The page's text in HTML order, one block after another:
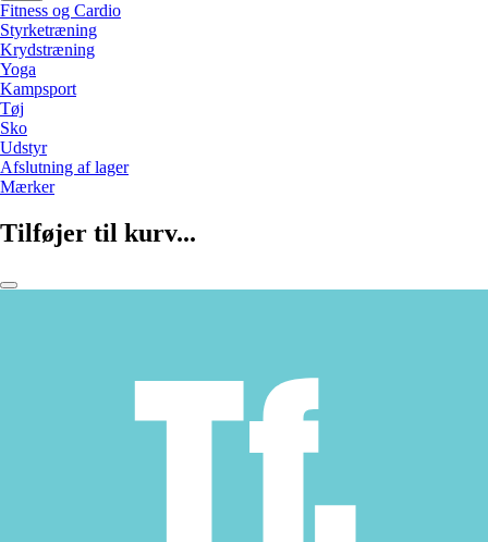
Fitness og Cardio
Styrketræning
Krydstræning
Yoga
Kampsport
Tøj
Sko
Udstyr
Afslutning af lager
Mærker
Tilføjer til kurv...